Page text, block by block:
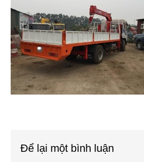
Interactions
Để lại một bình luận